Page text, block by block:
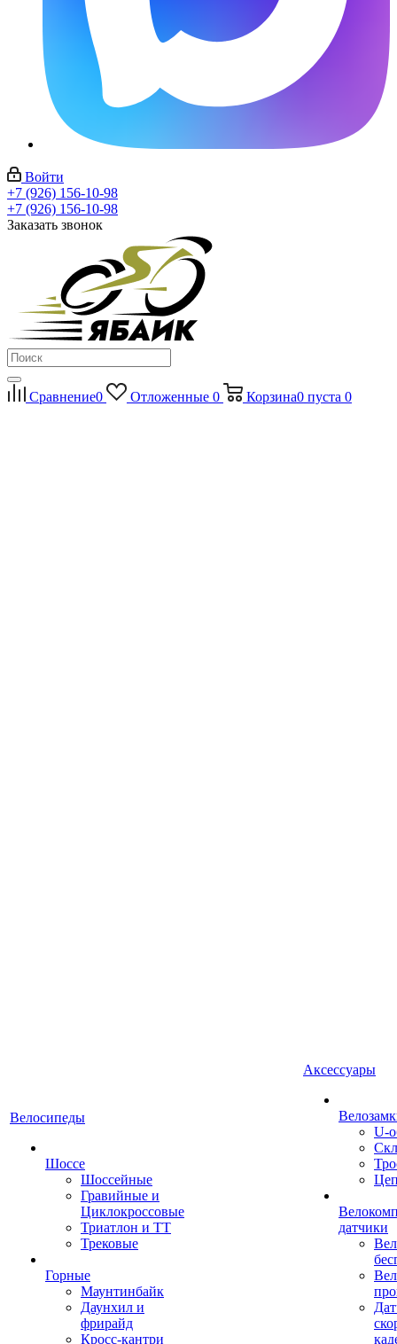
Войти
+7 (926) 156-10-98
+7 (926) 156-10-98
Заказать звонок
Сравнение0 Отложенные 0 Корзина0 пуста 0
Велосипеды
Шоссе
Шоссейные
Гравийные и
Циклокроссовые
Триатлон и ТТ
Трековые
Горные
Маунтинбайк
Даунхил и
фрирайд
Кросс-кантри
Аксессуары
U-
датчики